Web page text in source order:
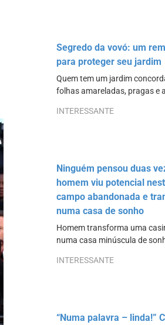
Segredo da vovó: um
para proteger seu jardim
Quem tem um jardim
folhas amareladas, pragas e
INTERESSANTE
Ninguém pensou duas
homem viu potencial
campo abandonada e
numa casa de sonho
Homem transforma uma
numa casa minúscula de
INTERESSANTE
“Numa palavra – linda!”